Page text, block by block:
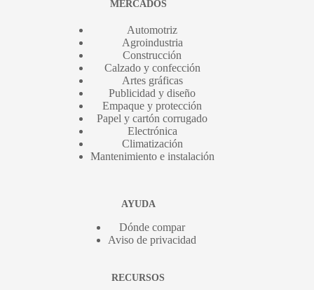
MERCADOS
Automotriz
Agroindustria
Construcción
Calzado y confección
Artes gráficas
Publicidad y diseño
Empaque y protección
Papel y cartón corrugado
Electrónica
Climatización
Mantenimiento e instalación
AYUDA
Dónde compar
Aviso de privacidad
RECURSOS